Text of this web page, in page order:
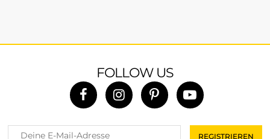
FOLLOW US